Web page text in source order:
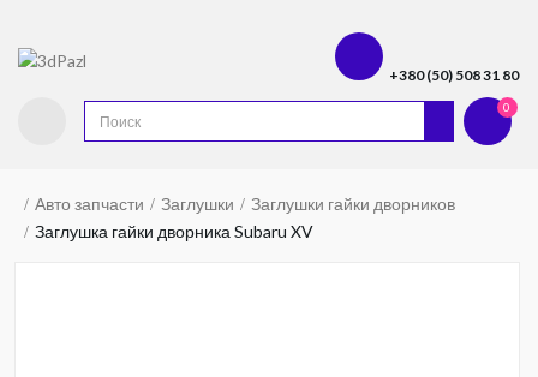
+380 (50) 508 31 80
0
Авто запчасти Заглушки
Заглушки гайки дворников
Заглушка гайки дворника Subaru XV